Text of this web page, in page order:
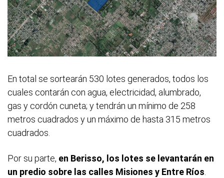
En total se sortearán 530 lotes generados, todos los
cuales contarán con agua, electricidad, alumbrado,
gas y cordón cuneta; y tendrán un mínimo de 258
metros cuadrados y un máximo de hasta 315 metros
cuadrados.
Por su parte, en Berisso, los lotes se levantarán en
un predio sobre las calles Misiones y Entre Ríos